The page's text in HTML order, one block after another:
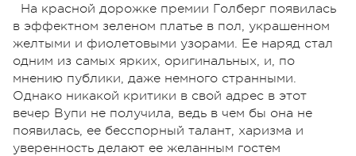
На красной дорожке премии Голберг появилась
в эффектном зеленом платье в пол, украшенном
желтыми и фиолетовыми узорами. Ее наряд стал
одним из самых ярких, оригинальных, и, по
мнению публики, даже немного странными.
Однако никакой критики в свой адрес в этот
вечер Вупи не получила, ведь в чем бы она не
появилась, ее бесспорный талант, харизма и
уверенность делают ее желанным гостем